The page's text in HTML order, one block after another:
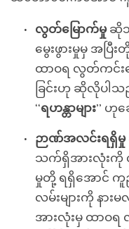
လွတ်မြောက်မှုဆိုသ
မွေးဖွားမှုမှ အပြီ
ထာဝရ လွတ်ကင်း
ခြင်းဟု ဆိုလိုပါသ
‘‘ရဟန္တာများ’’ ဟု
ဉာဏ်အလင်းရရှိမှု
သက်ရှိအားလုံးကို
မှုတို့ ရရှိအောင်
လမ်းများကို နာ
အားလုံးမှ ထာဝ